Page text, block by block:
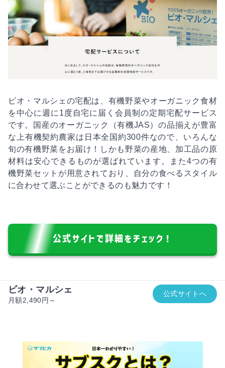
ビオ・マルシェの宅配は、有機野菜やオーガニック食材
を中心に週に1度自宅に届く会員制の定期宅配サービス
です。国産のオーガニック（有機JAS）の品揃えが豊富
な上有機契約農家は日本全国約300件なので、いろんな
旬の有機野菜をお届け！しかも野菜の産地、加工品の原
材料は安心できるものが選ばれています。また4つの有
機野菜セットが用意されており、自分の食べるスタイル
に合わせて選ぶことができるのも魅力です！
公式サイトで詳細をチェック！
ビオ・マルシェ
月額2,490円～
公式サイトへ